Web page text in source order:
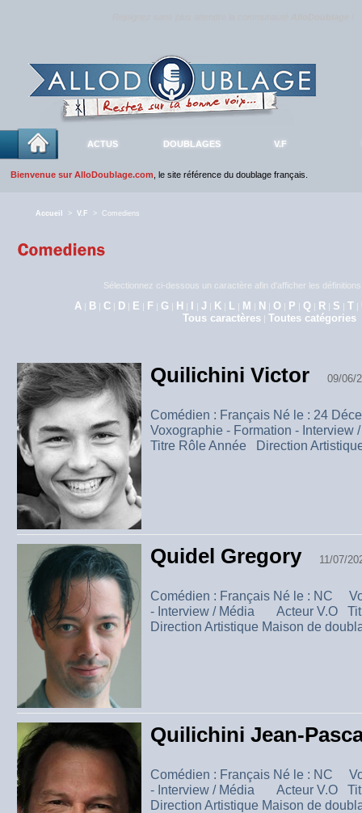
ACTUS DOUBLAGES V.F
Bienvenue sur AlloDoublage.com , le site référence du doublage français.
Accueil > V.F > Comediens
Sélectionnez ci-dessous un caractère afin d'afficher les
A | B | C | D | E | F | G | H | I |J | K | L | M | N | O | P | Q | R | S | T |
Tous caractères | Toutes catégories
Quilichini Victor 09/06/
Comédien : Français Né le : 24
Voxographie - Formation -
Titre Rôle Année Direction
Quidel Gregory 11/07/
Comédien : Français Né le : NC
- Interview / Média Acteur V.O
Direction Artistique Maison de
Quilichini Jean-
Comédien : Français Né le : NC
- Interview / Média Acteur V.O
Direction Artistique Maison de